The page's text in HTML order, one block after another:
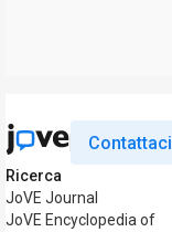
Contattaci
Ricerca
JoVE Journal
JoVE Encyclopedia of